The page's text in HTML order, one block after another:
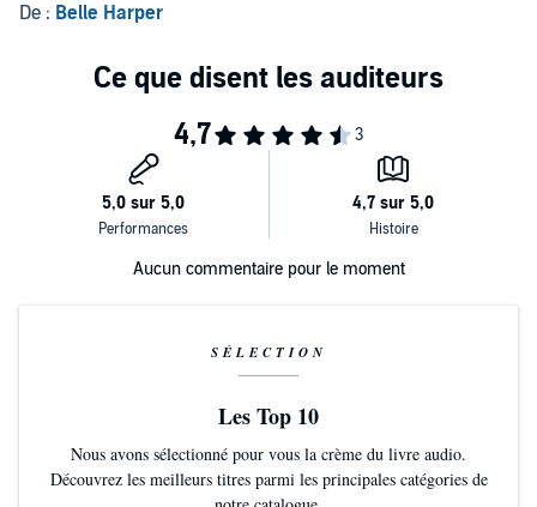
De : Belle Harper
Aucun commentaire pour le moment
SÉLECTION
Les Top 10
Nous avons sélectionné pour vous la crème du livre audio.
Découvrez les meilleurs titres parmi les principales catégories de